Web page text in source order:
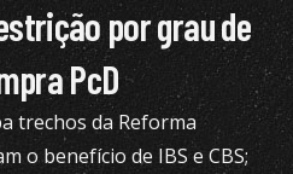
por grau de
PcD
trechos da Reforma
o benefício de IBS e CBS;